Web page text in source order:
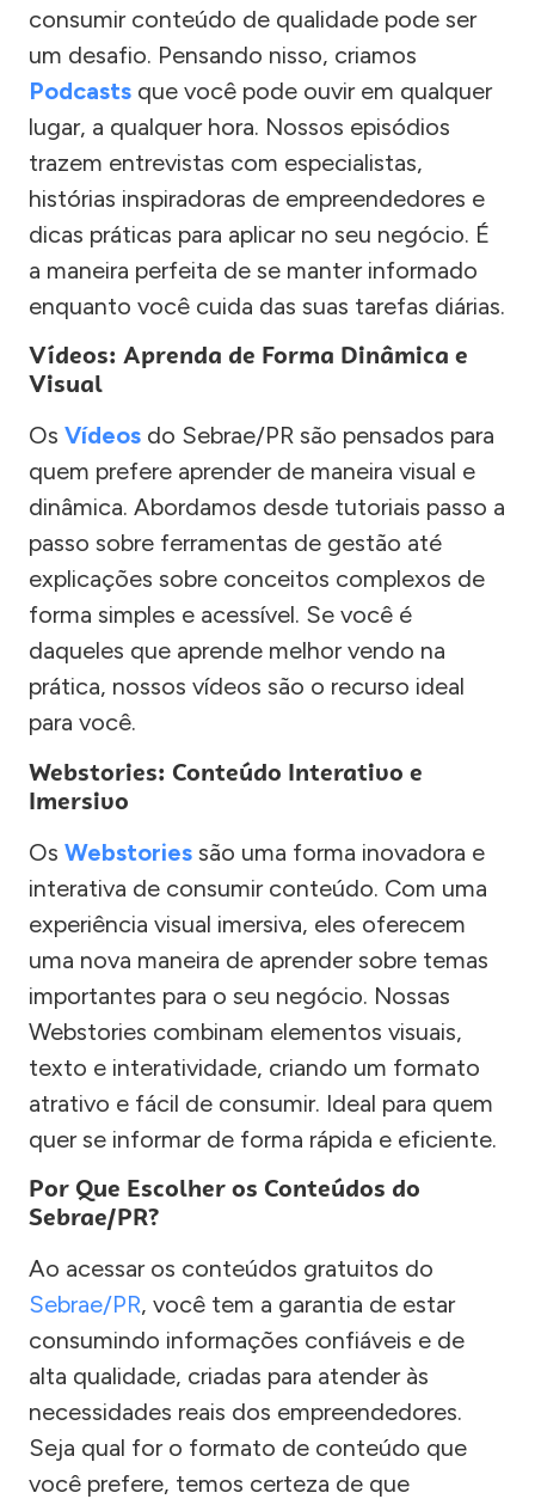
consumir conteúdo de qualidade pode ser
um desafio. Pensando nisso, criamos
Podcasts que você pode ouvir em qualquer
lugar, a qualquer hora. Nossos episódios
trazem entrevistas com especialistas,
histórias inspiradoras de empreendedores e
dicas práticas para aplicar no seu negócio. É
a maneira perfeita de se manter informado
enquanto você cuida das suas tarefas diárias.
Vídeos: Aprenda de Forma Dinâmica e
Visual
Os Vídeos do Sebrae/PR são pensados para
quem prefere aprender de maneira visual e
dinâmica. Abordamos desde tutoriais passo a
passo sobre ferramentas de gestão até
explicações sobre conceitos complexos de
forma simples e acessível. Se você é
daqueles que aprende melhor vendo na
prática, nossos vídeos são o recurso ideal
para você.
Webstories: Conteúdo Interativo e
Imersivo
Os Webstories são uma forma inovadora e
interativa de consumir conteúdo. Com uma
experiência visual imersiva, eles oferecem
uma nova maneira de aprender sobre temas
importantes para o seu negócio. Nossas
Webstories combinam elementos visuais,
texto e interatividade, criando um formato
atrativo e fácil de consumir. Ideal para quem
quer se informar de forma rápida e eficiente.
Por Que Escolher os Conteúdos do
Sebrae/PR?
Ao acessar os conteúdos gratuitos do
Sebrae/PR, você tem a garantia de estar
consumindo informações confiáveis e de
alta qualidade, criadas para atender às
necessidades reais dos empreendedores.
Seja qual for o formato de conteúdo que
você prefere, temos certeza de que